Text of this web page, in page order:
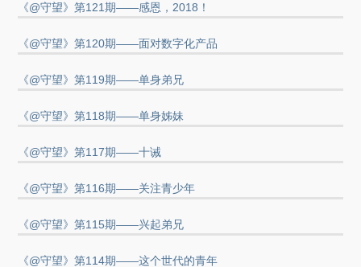
《@守望》第121期——感恩，2018！
《@守望》第120期——面对数字化产品
《@守望》第119期——单身弟兄
《@守望》第118期——单身姊妹
《@守望》第117期——十诫
《@守望》第116期——关注青少年
《@守望》第115期——兴起弟兄
《@守望》第114期——这个世代的青年